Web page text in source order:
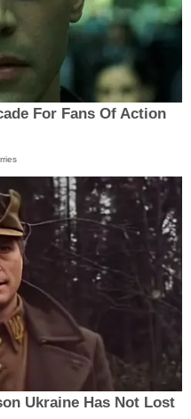
For Fans Of Action
Ukraine Has Not Lost